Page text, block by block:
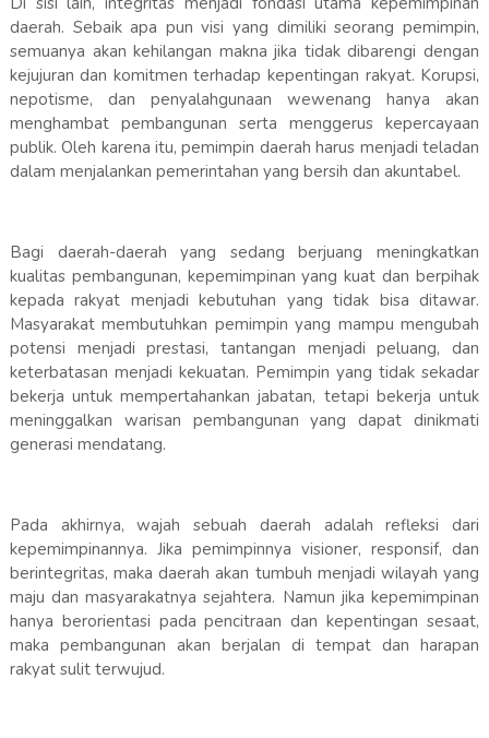
daerah. Sebaik apa pun visi yang dimiliki seorang pemimpin,
semuanya akan kehilangan makna jika tidak dibarengi dengan
kejujuran dan komitmen terhadap kepentingan rakyat. Korupsi,
nepotisme, dan penyalahgunaan wewenang hanya akan
menghambat pembangunan serta menggerus kepercayaan
publik. Oleh karena itu, pemimpin daerah harus menjadi teladan
dalam menjalankan pemerintahan yang bersih dan akuntabel.
Bagi daerah-daerah yang sedang berjuang meningkatkan
kualitas pembangunan, kepemimpinan yang kuat dan berpihak
kepada rakyat menjadi kebutuhan yang tidak bisa ditawar.
Masyarakat membutuhkan pemimpin yang mampu mengubah
potensi menjadi prestasi, tantangan menjadi peluang, dan
keterbatasan menjadi kekuatan. Pemimpin yang tidak sekadar
bekerja untuk mempertahankan jabatan, tetapi bekerja untuk
meninggalkan warisan pembangunan yang dapat dinikmati
generasi mendatang.
Pada akhirnya, wajah sebuah daerah adalah refleksi dari
kepemimpinannya. Jika pemimpinnya visioner, responsif, dan
berintegritas, maka daerah akan tumbuh menjadi wilayah yang
maju dan masyarakatnya sejahtera. Namun jika kepemimpinan
hanya berorientasi pada pencitraan dan kepentingan sesaat,
maka pembangunan akan berjalan di tempat dan harapan
rakyat sulit terwujud.